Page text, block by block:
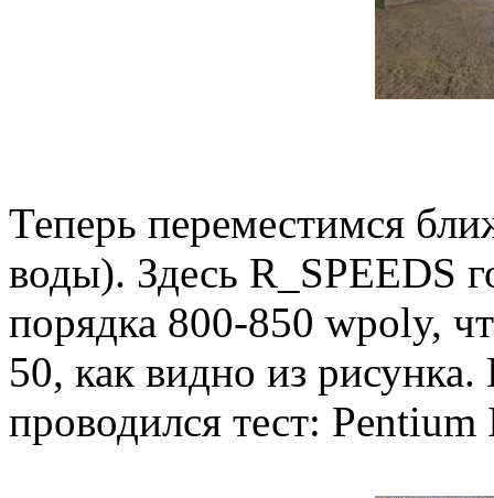
Теперь переместимся
воды). Здесь R_SPEEDS
порядка 800-850 wpoly,
50, как видно из
проводился тест: